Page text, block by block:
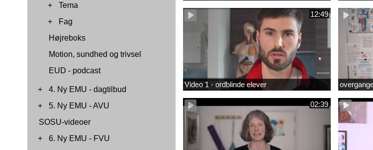
+
Tema
+
Fag
Højreboks
Motion, sundhed og trivsel
EUD - podcast
+
4. Ny EMU - dagtilbud
+
5. Ny EMU - AVU
SOSU-videoer
+
6. Ny EMU - FVU
12:49
Video 1 - ordblinde elever
02:39